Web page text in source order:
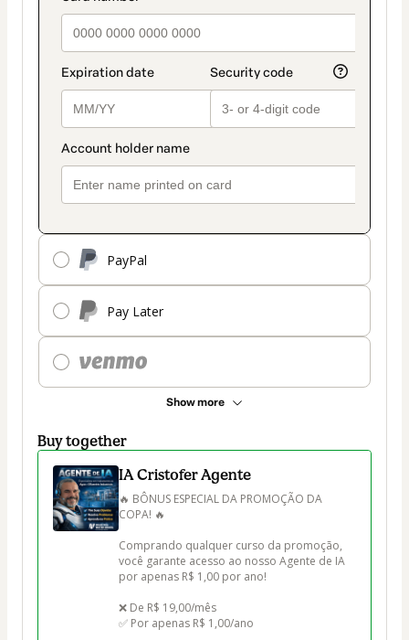
PayPal
Pay Later
Show more
Buy together
IA Cristofer Agente
🔥 BÔNUS ESPECIAL DA PROMOÇÃO DA
COPA! 🔥
Comprando qualquer curso da promoção,
você garante acesso ao nosso Agente de IA
por apenas R$ 1,00 por ano!
❌ De R$ 19,00/mês
✅ Por apenas R$ 1,00/ano